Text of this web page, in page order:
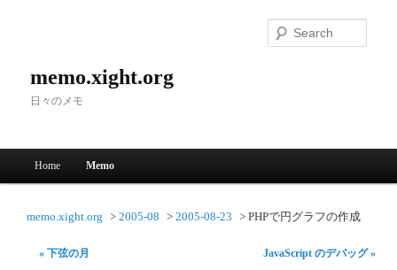
memo.xight.org
日々のメモ
Skip to primary content
Skip to secondary content
Home Memo
memo.xight.org 2005-08 2005-08-23 PHPで円グラフの作成
« 下弦の月 JavaScript のデバッグ »